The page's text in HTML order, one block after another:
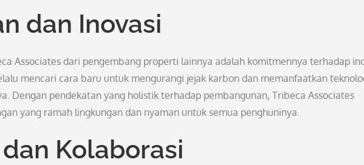
dan Inovasi
Associates dari pengembang properti lainnya adalah komitmennya terhadap
mencari cara baru untuk mengurangi jejak karbon dan memanfaatkan
Dengan pendekatan yang holistik terhadap pembangunan, Tribeca Associates
yang ramah lingkungan dan nyaman untuk semua penghuninya.
Kolaborasi